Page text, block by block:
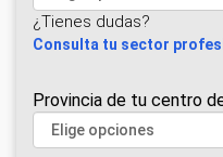
¿Tienes dudas?
Consulta tu sector
Provincia de tu centro